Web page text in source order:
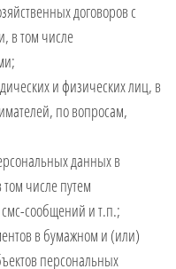
договоров с
в том числе
и физических лиц, в
по вопросам,
данных в
числе путем
сообщений и т.п.;
в бумажном и (или)
персональных